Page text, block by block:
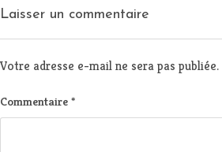
Laisser un commentaire
Votre adresse e-mail ne sera pas publiée.
Commentaire *